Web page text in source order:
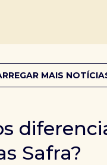
MAIS
Safra?